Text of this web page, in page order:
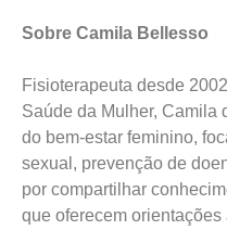
Sobre Camila Bellesso
Fisioterapeuta desde
Saúde da Mulher, Camila
do bem-estar feminino,
sexual, prevenção de
por compartilhar
que oferecem